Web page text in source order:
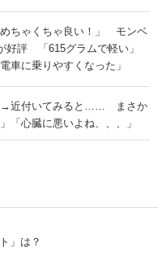
めちゃくちゃ良い！」 モンベ
好評 「615グラムで軽い」
車に乗りやすくなった」
→近付いてみると…… まさか
「心臓に悪いよね、、、」
」は？